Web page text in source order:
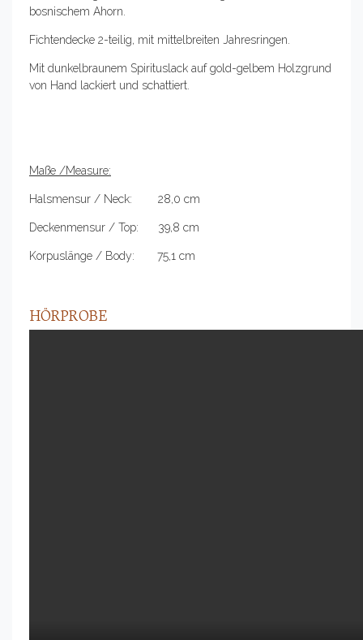
bosnischem Ahorn.
Fichtendecke 2-teilig, mit mittelbreiten Jahresringen.
Mit dunkelbraunem Spirituslack auf gold-gelbem Holzgrund
von Hand lackiert und schattiert.
Maße /Measure:
Halsmensur / Neck: 28,0 cm
Deckenmensur / Top: 39,8 cm
Korpuslänge / Body: 75,1 cm
HÖRPROBE